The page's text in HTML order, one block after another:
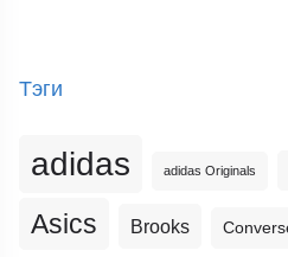
Тэги
adidas adidas Originals
Asics Brooks